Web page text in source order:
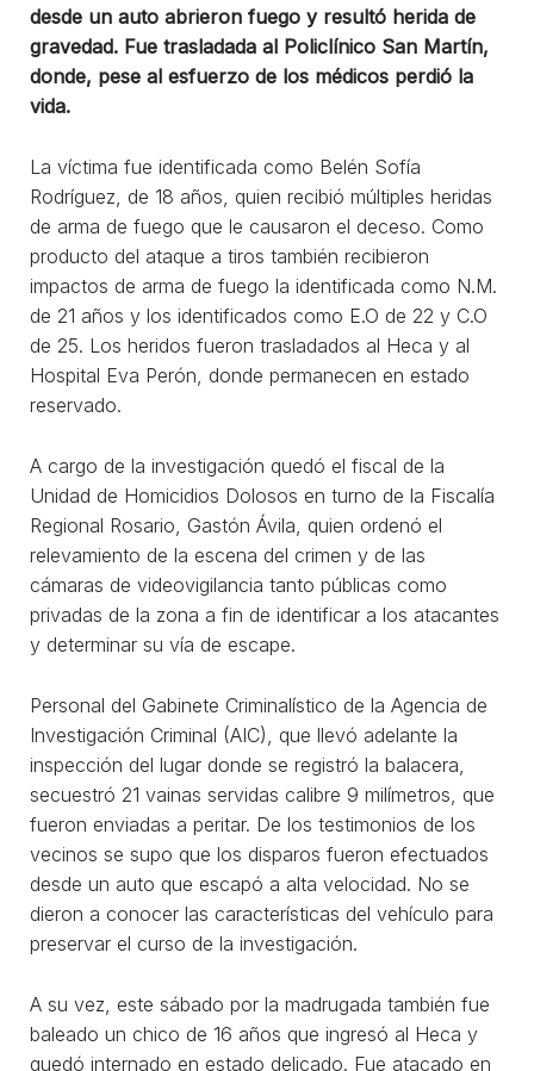
desde un auto abrieron fuego y resultó herida de
gravedad. Fue trasladada al Policlínico San Martín,
donde, pese al esfuerzo de los médicos perdió la
vida.
La víctima fue identificada como Belén Sofía
Rodríguez, de 18 años, quien recibió múltiples heridas
de arma de fuego que le causaron el deceso. Como
producto del ataque a tiros también recibieron
impactos de arma de fuego la identificada como N.M.
de 21 años y los identificados como E.O de 22 y C.O
de 25. Los heridos fueron trasladados al Heca y al
Hospital Eva Perón, donde permanecen en estado
reservado.
A cargo de la investigación quedó el fiscal de la
Unidad de Homicidios Dolosos en turno de la Fiscalía
Regional Rosario, Gastón Ávila, quien ordenó el
relevamiento de la escena del crimen y de las
cámaras de videovigilancia tanto públicas como
privadas de la zona a fin de identificar a los atacantes
y determinar su vía de escape.
Personal del Gabinete Criminalístico de la Agencia de
Investigación Criminal (AIC), que llevó adelante la
inspección del lugar donde se registró la balacera,
secuestró 21 vainas servidas calibre 9 milímetros, que
fueron enviadas a peritar. De los testimonios de los
vecinos se supo que los disparos fueron efectuados
desde un auto que escapó a alta velocidad. No se
dieron a conocer las características del vehículo para
preservar el curso de la investigación.
A su vez, este sábado por la madrugada también fue
baleado un chico de 16 años que ingresó al Heca y
quedó internado en estado delicado. Fue atacado en